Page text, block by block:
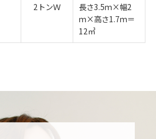
2トンＷ
長さ3.5ｍ×幅2
ｍ×高さ1.7ｍ＝
12㎥